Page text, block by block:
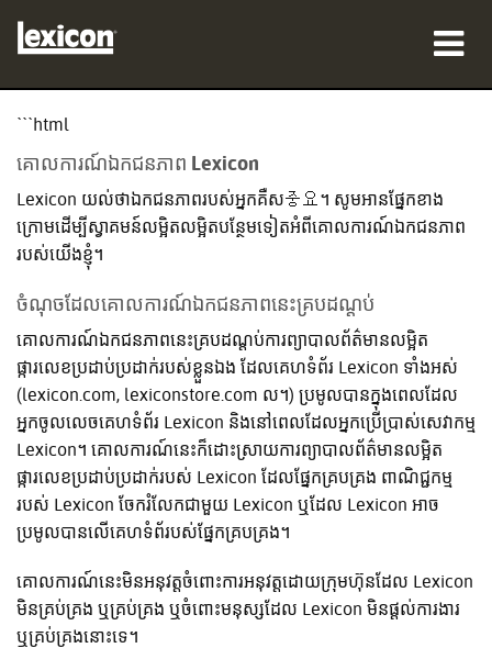
កន្លែងទិញ
អ្នកជំនាញ
ករណីសិក្សា
បណ្ដុះបណ្ដាល
ការគាំទ្រ
ភាសា/តំបន់
```html
គោលការណ៍ឯកជនភាព Lexicon
Lexicon យល់ថាឯកជនភាពរបស់អ្នកគឺស중요។ សូមអានផ្នែកខាង
ក្រោមដើម្បីស្វាគមន៍លម្អិតលម្អិតបន្ថែមទៀតអំពីគោលការណ៍ឯកជនភាព
របស់យើងខ្ញុំ។
ចំណុចដែលគោលការណ៍ឯកជនភាពនេះគ្របដណ្តប់
គោលការណ៍ឯកជនភាពនេះគ្របដណ្តប់ការព្យាបាលព័ត៌មានលម្អិត
ផ្ការលេខប្រដាប់ប្រដាក់របស់ខ្លួនឯង ដែលគេហទំព័រ Lexicon ទាំងអស់
(lexicon.com, lexiconstore.com ល។) ប្រមូលបានក្នុងពេលដែល
អ្នកចូលលេចគេហទំព័រ Lexicon និងនៅពេលដែលអ្នកប្រើប្រាស់សេវាកម្ម
Lexicon។ គោលការណ៍នេះក៏ដោះស្រាយការព្យាបាលព័ត៌មានលម្អិត
ផ្ការលេខប្រដាប់ប្រដាក់របស់ Lexicon ដែលផ្នែកគ្របគ្រង ពាណិជ្ជកម្ម
របស់ Lexicon ចែករំលែកជាមួយ Lexicon ឬដែល Lexicon អាច
ប្រមូលបានលើគេហទំព័របស់ផ្នែកគ្របគ្រង។
គោលការណ៍នេះមិនអនុវត្តចំពោះការអនុវត្តដោយក្រុមហ៊ុនដែល Lexicon
មិនគ្រប់គ្រង ឬគ្រប់គ្រង ឬចំពោះមនុស្សដែល Lexicon មិនផ្តល់ការងារ
ឬគ្រប់គ្រងនោះទេ។